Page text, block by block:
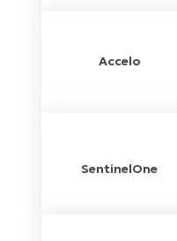
Accelo
SentinelOne